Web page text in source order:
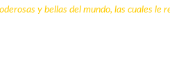
y bellas del mundo, las cuales le